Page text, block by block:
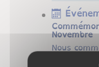
Novembre
Nous